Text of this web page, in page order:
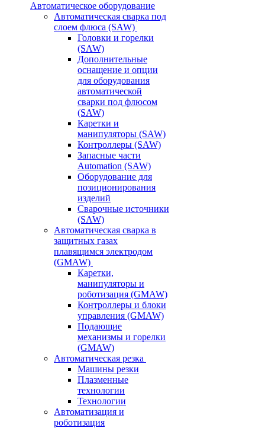
Автоматическое оборудование
Автоматическая сварка под
слоем флюса (SAW)
Головки и горелки
(SAW)
Дополнительные
оснащение и опции
для оборудования
автоматической
сварки под флюсом
(SAW)
Каретки и
манипуляторы (SAW)
Контроллеры (SAW)
Запасные части
Automation (SAW)
Оборудование для
позиционирования
изделий
Сварочные источники
(SAW)
Автоматическая сварка в
защитных газах
плавящимся электродом
(GMAW)
Каретки,
манипуляторы и
роботизация (GMAW)
Контроллеры и блоки
управления (GMAW)
Подающие
механизмы и горелки
(GMAW)
Автоматическая резка
Машины резки
Плазменные
технологии
Технологии
Автоматизация и
роботизация